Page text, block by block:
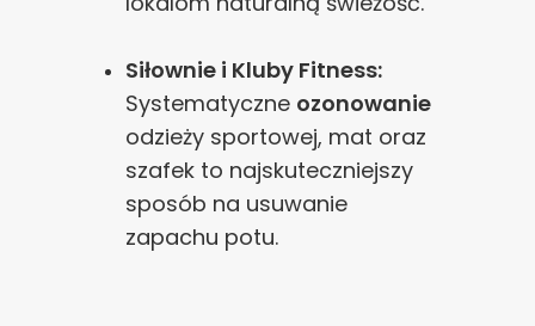
Siłownie i Kluby Fitness:
Systematyczne ozonowanie
odzieży sportowej, mat oraz
szafek to najskuteczniejszy
sposób na usuwanie
zapachu potu.